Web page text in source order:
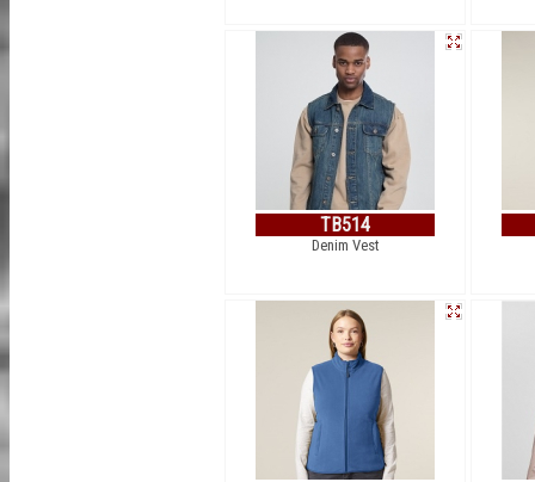
TB514
Denim Vest